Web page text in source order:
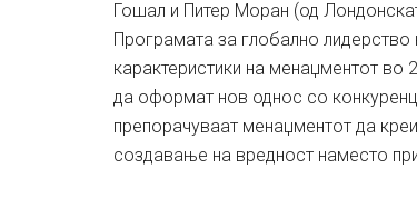
Гошал и Питер Моран (од
Програмата за глобално
карактеристики на менаџментот во
да оформат нов однос со
препорачуваат менаџментот да
создавање на вредност наместо